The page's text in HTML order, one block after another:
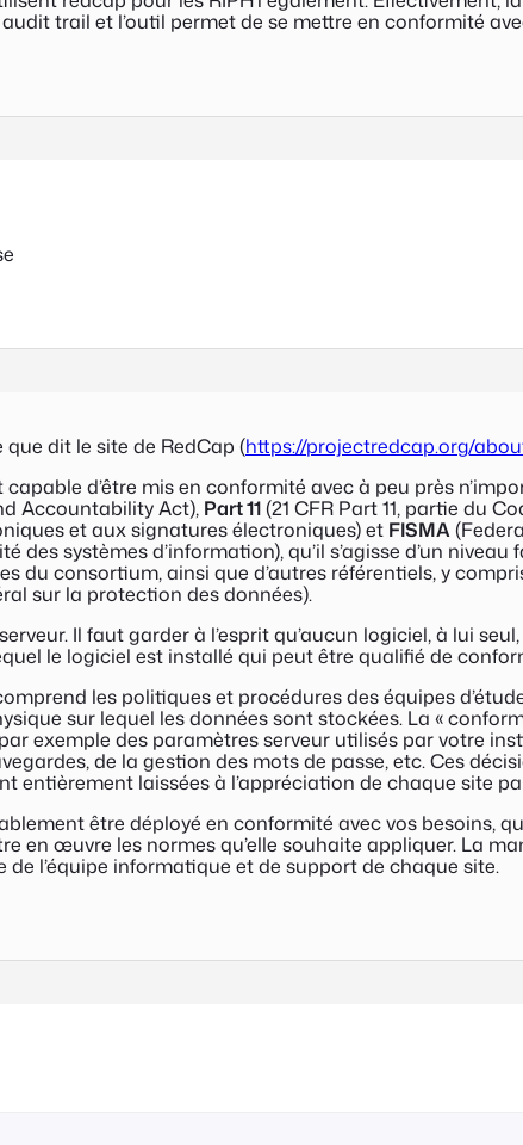
trail et l’outil permet de se mettre en conformité
dit le site de RedCap (https://projectredcap.org/
d’être mis en conformité avec à peu près
Accountability Act), Part 11(21 CFR Part 11, partie du
et aux signatures électroniques) et FISMA(
des systèmes d’information), qu’il s’agisse d’un
du consortium, ainsi que d’autres référentiels, y
sur la protection des données).
Il faut garder à l’esprit qu’aucun logiciel, à lui
le logiciel est installé qui peut être qualifié de
les politiques et procédures des équipes
sur lequel les données sont stockées. La «
exemple des paramètres serveur utilisés par votre
de la gestion des mots de passe, etc. Ces
entièrement laissées à l’appréciation de chaque site
être déployé en conformité avec vos besoins,
en œuvre les normes qu’elle souhaite appliquer. La
l’équipe informatique et de support de chaque site.